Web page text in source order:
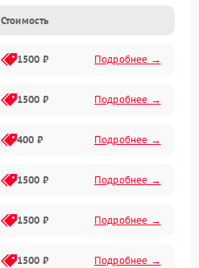
и аккумулятором
корпусом и другие
Стоимость
1500 ₽ Подробнее →
1500 ₽ Подробнее →
400 ₽ Подробнее →
1500 ₽ Подробнее →
1500 ₽ Подробнее →
1500 ₽ Подробнее →